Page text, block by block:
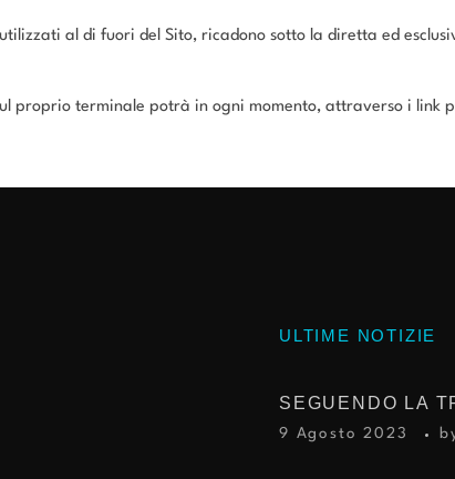
al di fuori del Sito, ricadono sotto la diretta ed
proprio terminale potrà in ogni momento, attraverso i
ULTIME NOTIZIE
9 Agosto 2023